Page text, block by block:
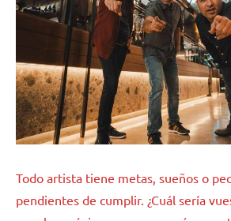
Todo artista tiene metas, sueños o
pendientes de cumplir. ¿Cuál sería